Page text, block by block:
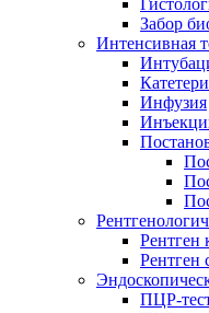
Забор
Интенсивная
Инфузия
Рентген
Рентген
ПЦР-